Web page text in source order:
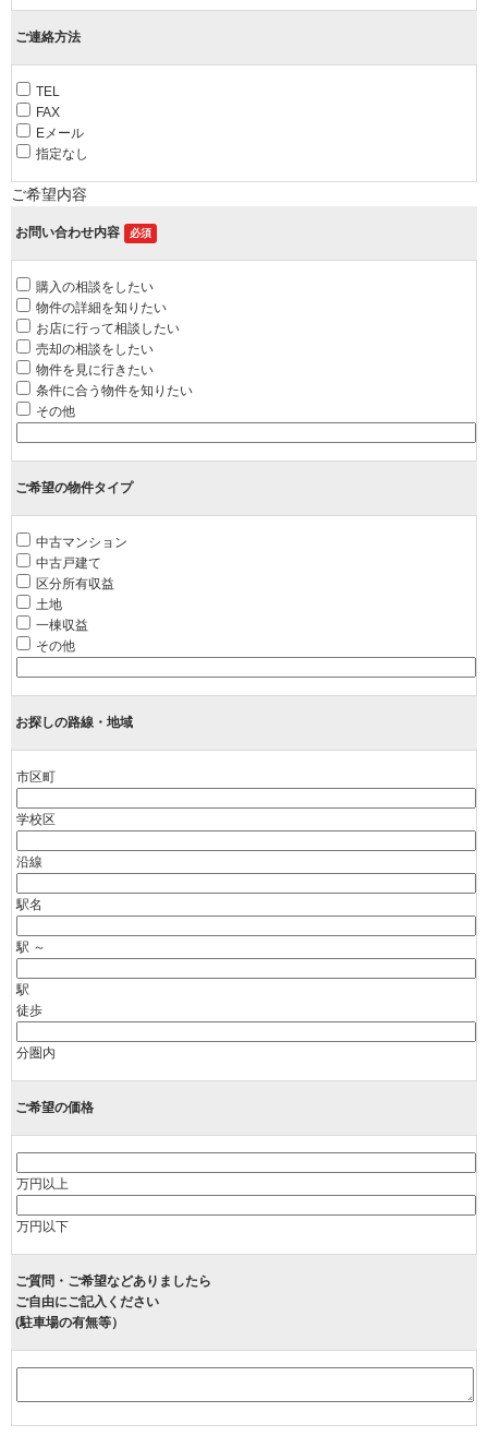
ご連絡方法
TEL
FAX
Eメール
指定なし
ご希望内容
お問い合わせ内容 必須
購入の相談をしたい
物件の詳細を知りたい
お店に行って相談したい
売却の相談をしたい
物件を見に行きたい
条件に合う物件を知りたい
その他
ご希望の物件タイプ
中古マンション
中古戸建て
区分所有収益
土地
一棟収益
その他
お探しの路線・地域
市区町
学校区
沿線
駅名
駅 ～
駅
徒歩
分圏内
ご希望の価格
万円以上
万円以下
ご質問・ご希望などありましたら
ご自由にご記入ください
(駐車場の有無等）